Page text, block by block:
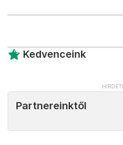
Kedvenceink
Partnereinktől